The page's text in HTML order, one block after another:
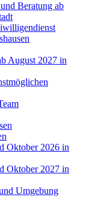
Beratung ab
August 2027 in
Oktober 2026 in
Oktober 2027 in
Umgebung